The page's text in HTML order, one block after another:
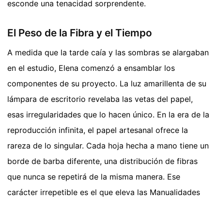
esconde una tenacidad sorprendente.
El Peso de la Fibra y el Tiempo
A medida que la tarde caía y las sombras se alargaban
en el estudio, Elena comenzó a ensamblar los
componentes de su proyecto. La luz amarillenta de su
lámpara de escritorio revelaba las vetas del papel,
esas irregularidades que lo hacen único. En la era de la
reproducción infinita, el papel artesanal ofrece la
rareza de lo singular. Cada hoja hecha a mano tiene un
borde de barba diferente, una distribución de fibras
que nunca se repetirá de la misma manera. Ese
carácter irrepetible es el que eleva las Manualidades